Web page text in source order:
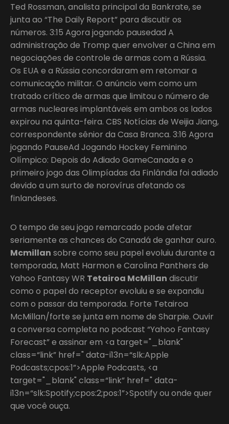
Ted Rossman, analista principal da Bankrate, se
junta ao “The Daily Report” para discutir os
números. 3:15 Agora jogando pausedad A
administração de Tromp quer envolver a China em
negociações de controle de armas com a Rússia.
Os EUA e a Rússia concordaram em retomar a
comunicação militar. O anúncio vem como um
tratado crítico de armas que limitou o número de
armas nucleares implantáveis em ambos os lados
expirou na quinta-feira. CBS Notícias de Weijia Jiang,
correspondente sênior da Casa Branca. 3:16 Agora
jogando PauseAd Jogando Hockey Feminino
Olímpico: Depois do Adiado GameCanada e o
primeiro jogo das Olimpíadas da Finlândia foi adiado
devido a um surto de norovírus afetando os
finlandeses.
O tempo de seu jogo remarcado pode afetar
seriamente as chances do Canadá de ganhar ouro.
Mcmillan sobre como seu papel evoluiu durante a
temporada, Matt Harmon e Carolina Panthers de
Yahoo Fantasy WR Tetairoa McMillan discutir
como o papel do receptor evoluiu e se expandiu
com o passar da temporada. Forte Tetairoa
McMillan/forte se junta em nome de Sharpie. Ouvir
a conversa completa no podcast “Yahoo Fantasy
Forecast” e assinar em <a target="_blank"
class=“link” href=" data-i13n=“slk:Apple
Podcasts;cpos:1”>Apple Podcasts, <a
target="_blank" class=“link” href=" data-
i13n=“slk:Spotify;cpos:2;pos:1”>Spotify ou onde quer
que você ouça.